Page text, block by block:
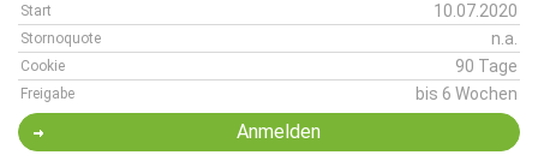
Start 10.07.2020
Stornoquote n.a.
Cookie 90 Tage
Freigabe bis 6 Wochen
Anmelden